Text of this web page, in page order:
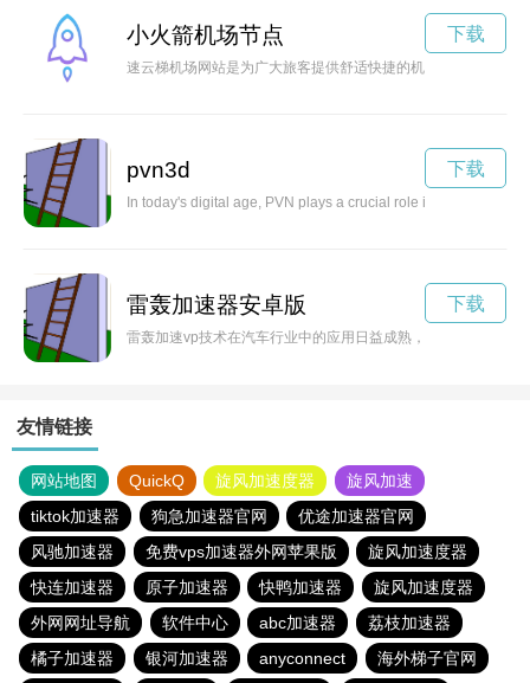
小火箭机场节点
速云梯机场网站是为广大旅客提供舒适快捷的机场服务的专业
下载
pvn3d
In today's digital age, PVN plays a crucial role in ensuring
下载
雷轰加速器安卓版
雷轰加速vp技术在汽车行业中的应用日益成熟，为车辆提供更
下载
友情链接
网站地图 QuickQ 旋风加速度器
旋风加速
tiktok加速器
狗急加速器官网
优途加速器官网
风驰加速器
免费vps加速器外网苹果版
旋风加速度器
快连加速器
原子加速器 快鸭加速器
旋风加速度器
外网网址导航
软件中心 abc加速器
荔枝加速器
橘子加速器
银河加速器 anyconnect 海外梯子官网